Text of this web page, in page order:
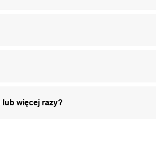
więcej razy?